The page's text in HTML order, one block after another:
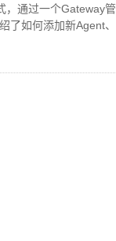
通过一个Gateway
了如何添加新Agent